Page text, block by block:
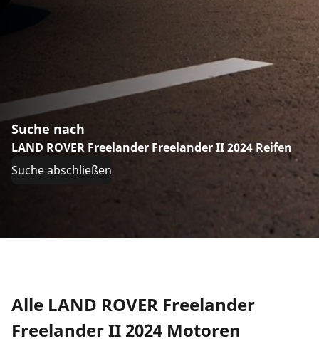
Suche nach
LAND ROVER Freelander Freelander II 2024 Reifen
Suche abschließen
Alle LAND ROVER Freelander
Freelander II 2024 Motoren